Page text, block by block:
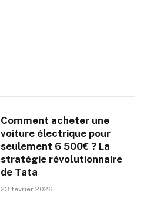
Comment acheter une
voiture électrique pour
seulement 6 500€ ? La
stratégie révolutionnaire
de Tata
23 février 2026